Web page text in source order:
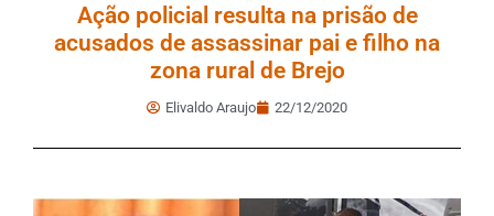
Ação policial resulta na prisão de
acusados de assassinar pai e filho na
zona rural de Brejo
Elivaldo Araujo 22/12/2020